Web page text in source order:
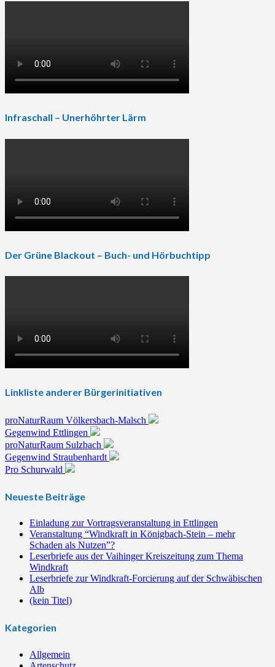
Infraschall – Unerhöhrter Lärm
Der Grüne Blackout – Buch- und Hörbuchtipp
Linkliste anderer Bürgerinitiativen
proNaturRaum Völkersbach-Malsch
Gegenwind Ettlingen
proNaturRaum Sulzbach
Gegenwind Straubenhardt
Pro Schurwald
Neueste Beiträge
Einladung zur Vortragsveranstaltung in Ettlingen
Veranstaltung “Windkraft in Königbach-Stein – mehr
Schaden als Nutzen”?
Leserbriefe aus der Vaihinger Kreiszeitung zum Thema
Windkraft
Leserbriefe zur Windkraft-Forcierung auf der Schwäbischen
Alb
(kein Titel)
Kategorien
Allgemein